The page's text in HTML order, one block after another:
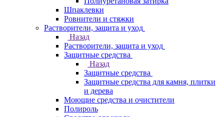
Шпаклевки
Ровнители и стяжки
Растворители, защита и уход
Назад
Растворители, защита и уход
Защитные средства
Назад
Защитные средства
Защитные средства для камня, плитки
и дерева
Моющие средства и очистители
Полироль